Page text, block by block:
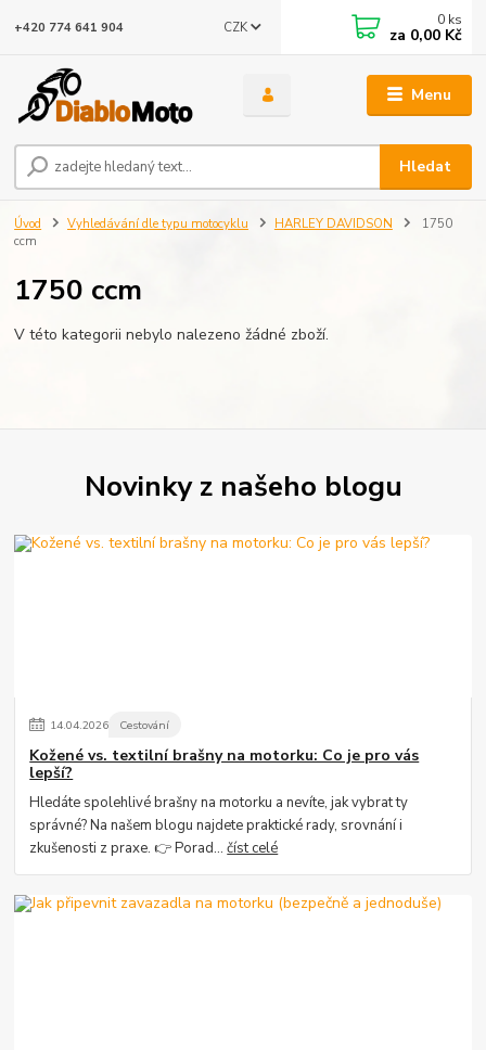
Menu
CZK
Hledat
+420 774 641 904 0 ks
za 0,00 Kč
Úvod Vyhledávání dle typu motocyklu HARLEY DAVIDSON
1750
ccm
1750 ccm
V této kategorii nebylo nalezeno žádné zboží.
Novinky z našeho blogu
14.04.2026 Cestování
Kožené vs. textilní brašny na motorku: Co je pro vás
lepší?
Hledáte spolehlivé brašny na motorku a nevíte, jak vybrat ty
správné? Na našem blogu najdete praktické rady, srovnání i
zkušenosti z praxe. 👉 Porad...číst celé